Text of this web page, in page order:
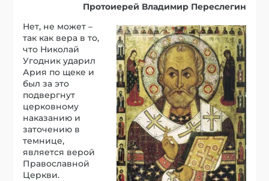
Протоиерей Владимир Переслегин
Нет, не может –
так как вера в то,
что Николай
Угодник ударил
Ария по щеке и
был за это
подвергнут
церковному
наказанию и
заточению в
темнице,
является верой
Православной
Церкви.